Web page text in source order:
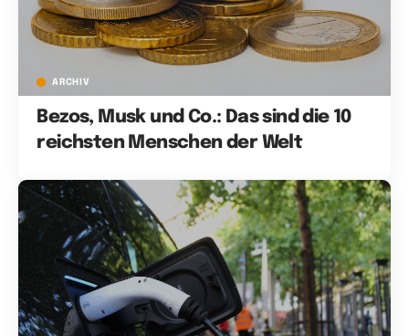
ARCHIV
Bezos, Musk und Co.: Das sind die 10
reichsten Menschen der Welt